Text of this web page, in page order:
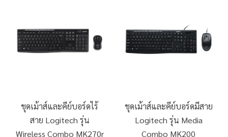
ชุดเม้าส์และคีย์บอร์ดไร้
สาย Logitech รุ่น
Wireless Combo MK270r
ชุดเม้าส์และคีย์บอร์ดมีสาย
Logitech รุ่น Media
Combo MK200